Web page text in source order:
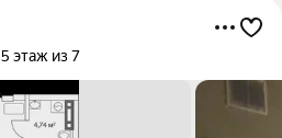
5 этаж из 7